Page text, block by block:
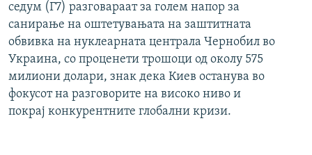
седум (Г7) разговараат за голем напор за
санирање на оштетувањата на заштитната
обвивка на нуклеарната централа Чернобил во
Украина, со проценети трошоци од околу 575
милиони долари, знак дека Киев останува во
фокусот на разговорите на високо ниво и
покрај конкурентните глобални кризи.